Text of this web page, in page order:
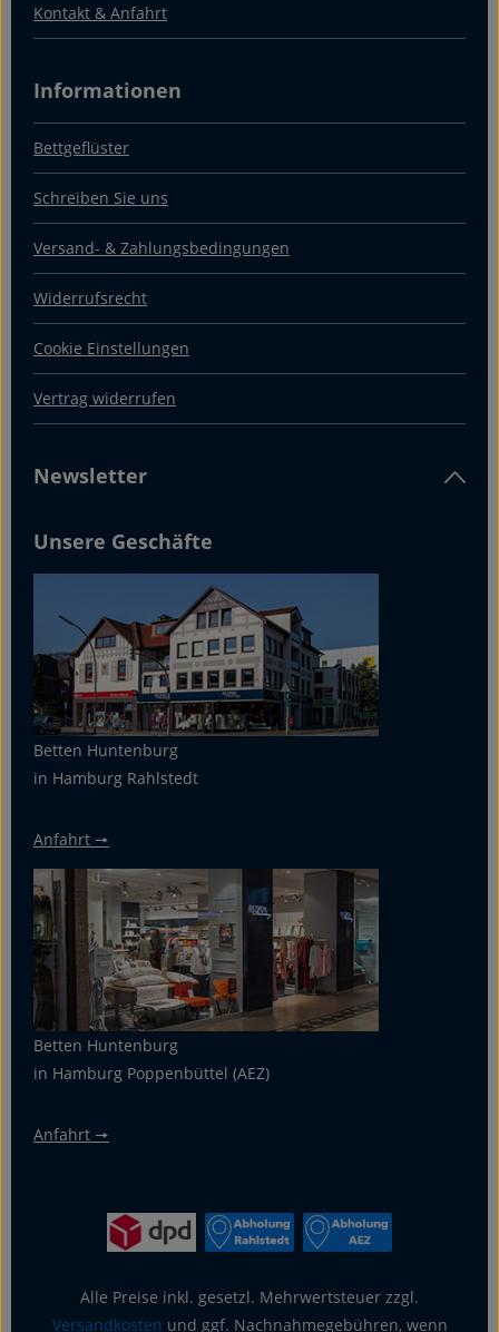
Kontakt & Anfahrt
Informationen
Bettgeflüster
Schreiben Sie uns
Versand- & Zahlungsbedingungen
Widerrufsrecht
Cookie Einstellungen
Vertrag widerrufen
Newsletter
Unsere Geschäfte
Betten Huntenburg
in Hamburg Rahlstedt
Anfahrt 🠖
Betten Huntenburg
in Hamburg Poppenbüttel (AEZ)
Anfahrt 🠖
Alle Preise inkl. gesetzl. Mehrwertsteuer zzgl.
Versandkosten und ggf. Nachnahmegebühren, wenn